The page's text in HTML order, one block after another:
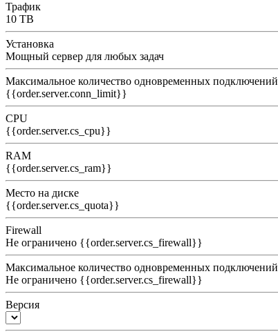
Трафик
10 TB
Установка
Мощный сервер для любых задач
Максимальное количество одновременных подключений
{{order.server.conn_limit}}
CPU
{{order.server.cs_cpu}}
RAM
{{order.server.cs_ram}}
Место на диске
{{order.server.cs_quota}}
Firewall
Не ограничено {{order.server.cs_firewall}}
Максимальное количество одновременных подключений
Не ограничено {{order.server.cs_firewall}}
Версия